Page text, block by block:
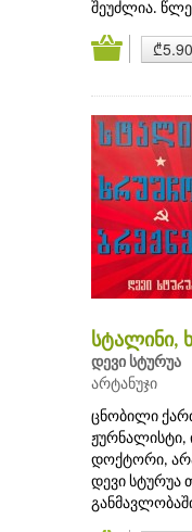
შეუძლია.
სტალინი,
დევი სტურუა
არტანუჯი
ცნობილი
ჟურნალისტი,
დოქტორი,
დევი სტურუა